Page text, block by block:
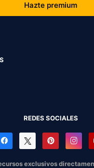
Hazte premium
REDES SOCIALES
exclusivos